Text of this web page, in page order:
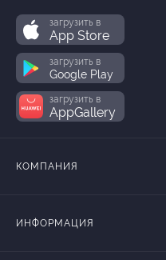
загрузить в
App Store
загрузить в
Google Play
загрузить в
AppGallery
КОМПАНИЯ
ИНФОРМАЦИЯ